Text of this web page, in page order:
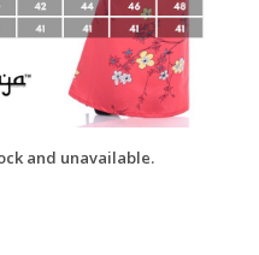
and unavailable.